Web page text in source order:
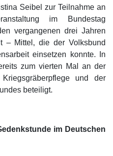
Seibel zur Teilnahme an
im Bundestag
vergangenen drei Jahren
– Mittel, die der Volksbund
einsetzen konnte. In
zum vierten Mal an der
und der
beteiligt.
im Deutschen